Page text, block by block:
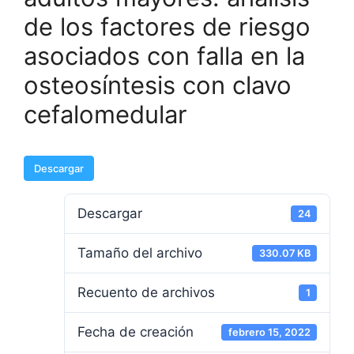
de los factores de riesgo
asociados con falla en la
osteosíntesis con clavo
cefalomedular
Descargar
Descargar 24
Tamaño del archivo 330.07 KB
Recuento de archivos 1
Fecha de creación febrero 15, 2022